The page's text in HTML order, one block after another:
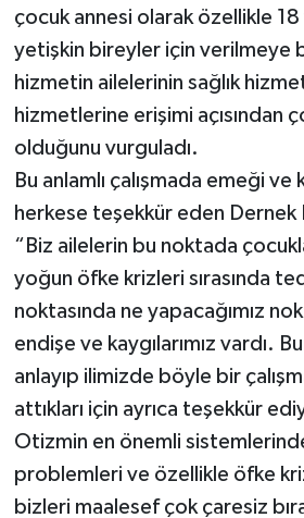
çocuk annesi olarak özellikle
yetişkin bireyler için verilmeye
hizmetin ailelerinin sağlık
hizmetlerine erişimi açısından
olduğunu vurguladı.
Bu anlamlı çalışmada emeği ve
herkese teşekkür eden Dernek
“Biz ailelerin bu noktada
yoğun öfke krizleri sırasında
noktasında ne yapacağımız
endişe ve kaygılarımız vardı. Bu
anlayıp ilimizde böyle bir
attıkları için ayrıca teşekkür
Otizmin en önemli
problemleri ve özellikle öfke
bizleri maalesef çok çaresiz